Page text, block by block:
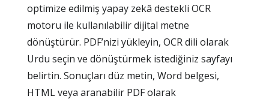
optimize edilmiş yapay zekâ destekli OCR
motoru ile kullanılabilir dijital metne
dönüştürür. PDF’nizi yükleyin, OCR dili olarak
Urdu seçin ve dönüştürmek istediğiniz sayfayı
belirtin. Sonuçları düz metin, Word belgesi,
HTML veya aranabilir PDF olarak